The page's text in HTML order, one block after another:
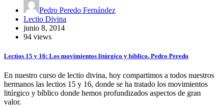
Pedro Peredo Fernández
Lectio Divina
junio 8, 2014
94 views
Lectios 15 y 16: Los movimientos litúrgico y bíblico. Pedro Peredo
En nuestro curso de lectio divina, hoy compartimos a todos nuestros
hermanos las lectios 15 y 16, donde se ha tratado los movimientos
litúrgico y bíblico donde hemos profundizados aspectos de gran
valor.